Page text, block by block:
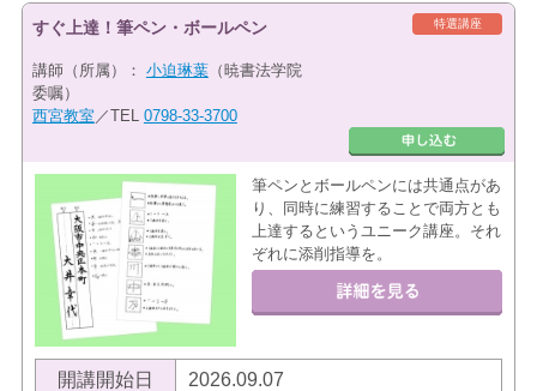
特選講座
すぐ上達！筆ペン・ボールペン
講師（所属）： 小迫琳葉（暁書法学院
委嘱）
西宮教室 ／TEL 0798-33-3700
筆ペンとボールペンには共通点があ
り、同時に練習することで両方とも
上達するというユニーク講座。それ
ぞれに添削指導を。
開講開始日 2026.09.07